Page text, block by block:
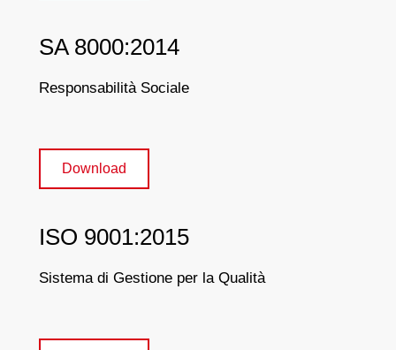
SA 8000:2014
Responsabilità Sociale
Download
ISO 9001:2015
Sistema di Gestione per la Qualità